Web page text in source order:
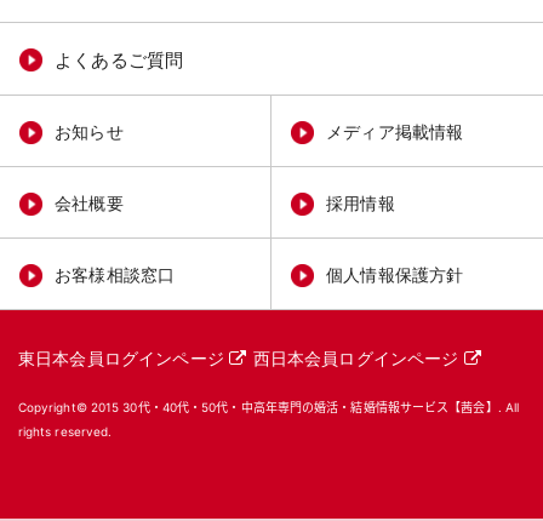
よくあるご質問
お知らせ メディア掲載情報
会社概要 採用情報
お客様相談窓口 個人情報保護方針
東日本会員ログインページ 西日本会員ログインページ
Copyright© 201530代・40代・50代・中高年専門の婚活・結婚情報サービス【茜会】
. All
rights reserved.